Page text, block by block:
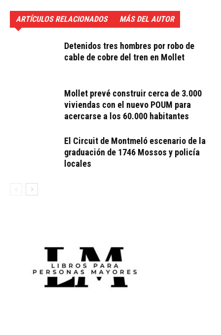
ARTÍCULOS RELACIONADOS MÁS DEL AUTOR
Detenidos tres hombres por robo de
cable de cobre del tren en Mollet
Mollet prevé construir cerca de 3.000
viviendas con el nuevo POUM para
acercarse a los 60.000 habitantes
El Circuit de Montmeló escenario de la
graduación de 1746 Mossos y policía
locales